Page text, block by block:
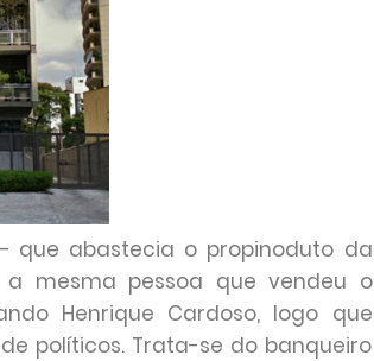
que abastecia o propinoduto da
mesma pessoa que vendeu o
Henrique Cardoso, logo que
políticos. Trata-se do banqueiro